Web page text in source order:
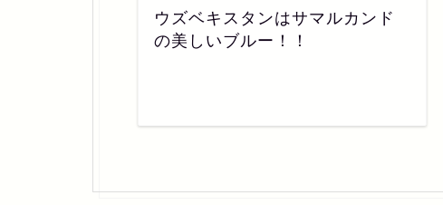
ウズベキスタンはサマルカンド
の美しいブルー！！